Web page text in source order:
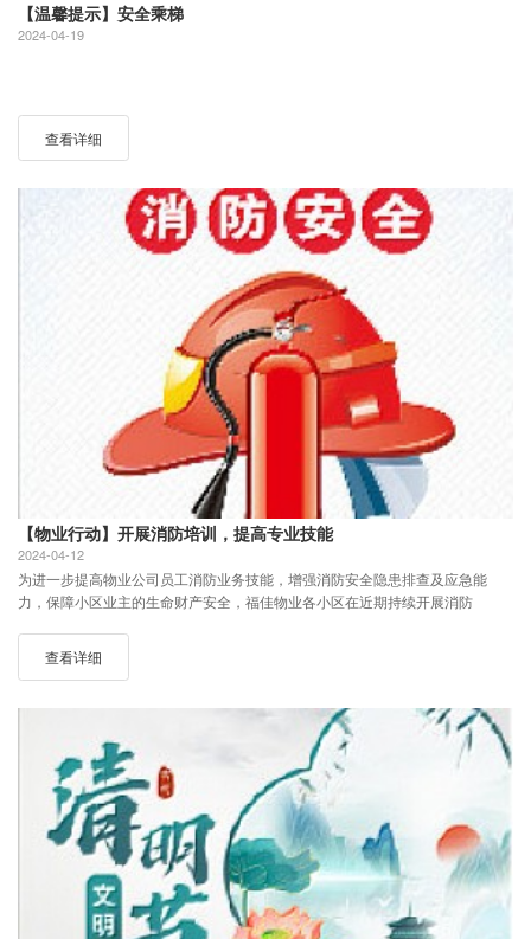
【温馨提示】安全乘梯
2024-04-19
查看详细
【物业行动】开展消防培训，提高专业技能
2024-04-12
为进一步提高物业公司员工消防业务技能，增强消防安全隐患排查及应急能
力，保障小区业主的生命财产安全，福佳物业各小区在近期持续开展消防
查看详细